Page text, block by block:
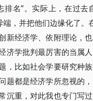
排名”。实际上，在过
端，并把他们边缘化了
新经济学、依附理论，
济学批判最厉害的当属
，比如社会学要研究种
题都是经济学所忽视的
沉重，对此我也专门写